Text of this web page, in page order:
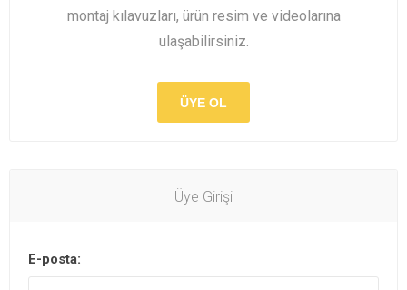
montaj kılavuzları, ürün resim ve videolarına
ulaşabilirsiniz.
ÜYE OL
Üye Girişi
E-posta: